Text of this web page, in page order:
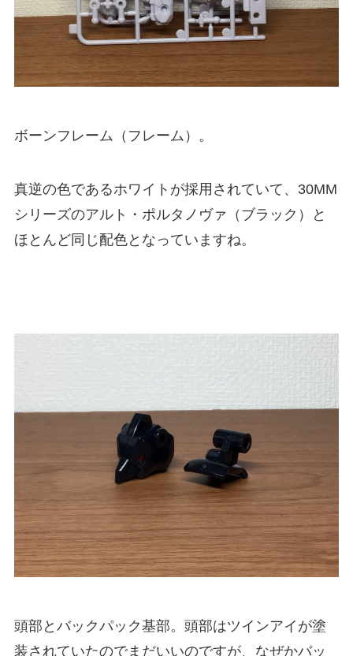
ボーンフレーム（フレーム）。
真逆の色であるホワイトが採用されていて、30MM
シリーズのアルト・ポルタノヴァ（ブラック）と
ほとんど同じ配色となっていますね。
頭部とバックパック基部。頭部はツインアイが塗
装されていたのでまだいいのですが、なぜかバッ